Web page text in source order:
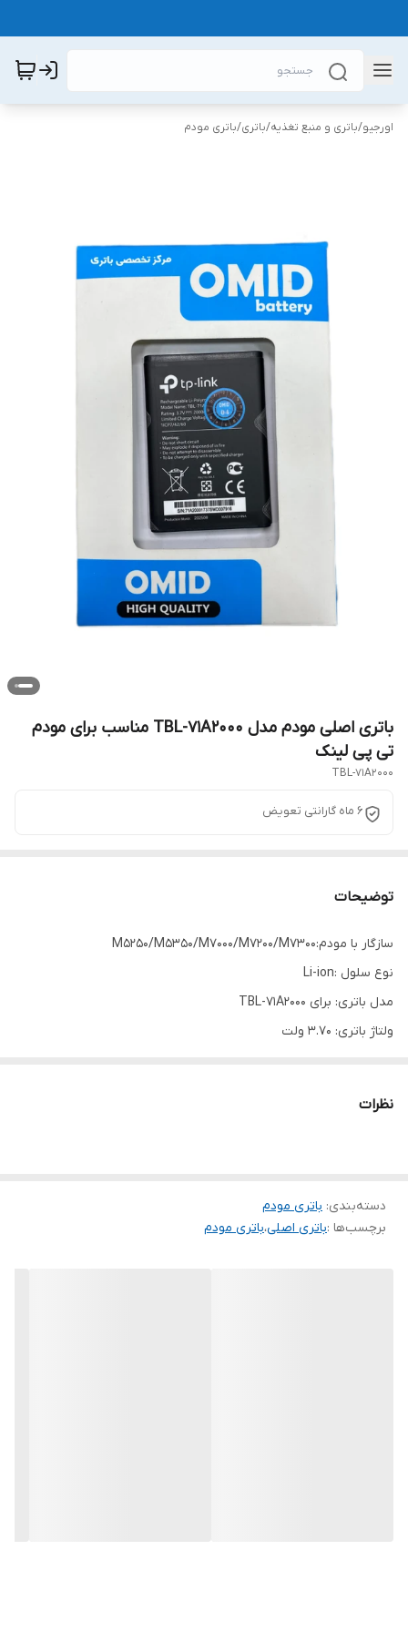
اورجیو/باتری و منبع تغذیه/باتری/باتری مودم
باتری اصلی مودم مدل TBL-71A2000 مناسب برای مودم
تی پی لینک
TBL-71A2000
6 ماه گارانتی تعویض
توضیحات
سازگار با مودم:M5250/M5350/M7000/M7200/M7300
نوع سلول :Li-ion
مدل باتری: برای TBL-71A2000
ولتاژ باتری: 3.70 ولت
نظرات
دسته‌بندی: باتری مودم
برچسب‌ها :باتری اصلی،باتری مودم